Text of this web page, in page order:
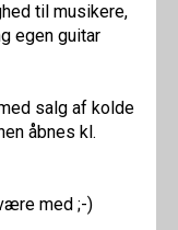
til musikere,
egen guitar
salg af kolde
åbnes kl.
med ;-)